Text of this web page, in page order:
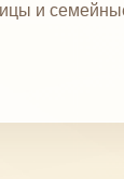
и